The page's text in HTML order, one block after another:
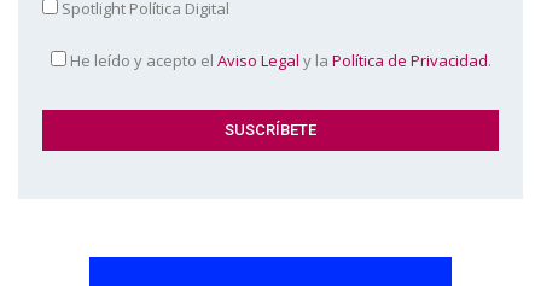
Spotlight Política Digital
He leído y acepto el Aviso Legal y la Política de Privacidad.